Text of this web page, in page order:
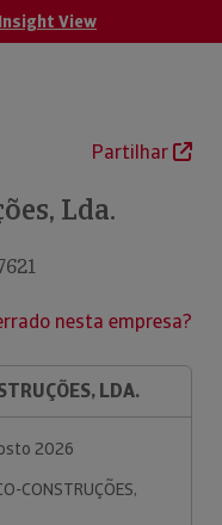
Insight View
Partilhar
Lda.
nesta empresa?
LDA.
2026
CONSTRUÇÕES,